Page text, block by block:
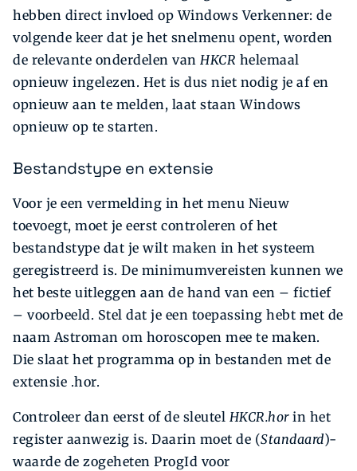
hebben direct invloed op Windows Verkenner: de
volgende keer dat je het snelmenu opent, worden
de relevante onderdelen van HKCR helemaal
opnieuw ingelezen. Het is dus niet nodig je af en
opnieuw aan te melden, laat staan Windows
opnieuw op te starten.
Bestandstype en extensie
Voor je een vermelding in het menu Nieuw
toevoegt, moet je eerst controleren of het
bestandstype dat je wilt maken in het systeem
geregistreerd is. De minimum­vereisten kunnen we
het beste uitleggen aan de hand van een – fictief
– voorbeeld. Stel dat je een toepassing hebt met de
naam Astroman om horos­copen mee te maken.
Die slaat het programma op in bestanden met de
extensie .hor.
Controleer dan eerst of de sleutel HKCR.horin het
register aan­wezig is. Daarin moet de (Standaard)-
waarde de zogeheten ProgId voor